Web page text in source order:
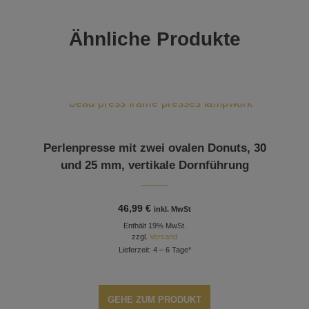
Ähnliche Produkte
Perlenpresse mit zwei ovalen Donuts, 30
und 25 mm, vertikale Dornführung
46,99€ inkl. MwSt
Enthält 19% MwSt.
zzgl.Versand
Lieferzeit: 4 – 6 Tage*
GEHE ZUM PRODUKT